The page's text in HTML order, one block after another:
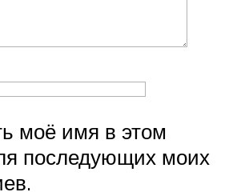
моё имя в этом
последующих моих